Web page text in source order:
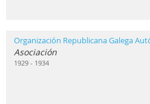
Organización Republicana Galega
Asociación
1929 - 1934